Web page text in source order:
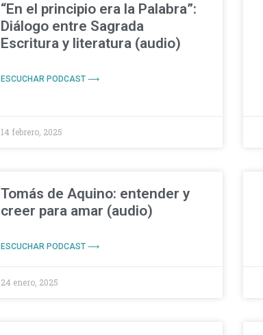
“En el principio era la Palabra”:
Diálogo entre Sagrada
Escritura y literatura (audio)
ESCUCHAR PODCAST ⟶
14 febrero, 2025
Tomás de Aquino: entender y
creer para amar (audio)
ESCUCHAR PODCAST ⟶
24 enero, 2025